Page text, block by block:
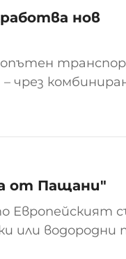
нов
чрез
което
товарен
от Пащани"
Европейският
или водородни
- GFR, реши да